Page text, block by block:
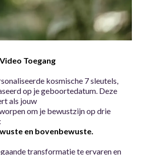
Toegang
kosmische 7 sleutels,
op je geboortedatum. Deze
als jouw
om je bewustzijn op drie
en bovenbewuste.
transformatie te ervaren en